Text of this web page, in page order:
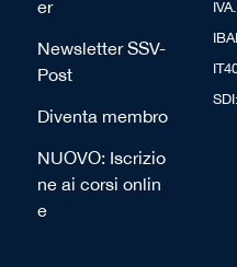
er
Newsletter SSV-
Post
Diventa membro
NUOVO: Iscrizio
ne ai corsi onlin
e